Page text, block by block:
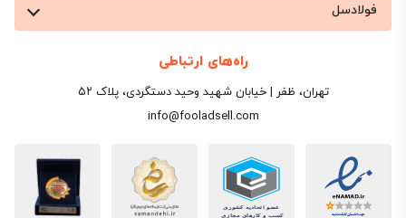
فولادسل
راه‌های ارتباطی
تهران، ظفر | خیابان شهید وحید دستگردی، پلاک ۵۲
info@fooladsell.com